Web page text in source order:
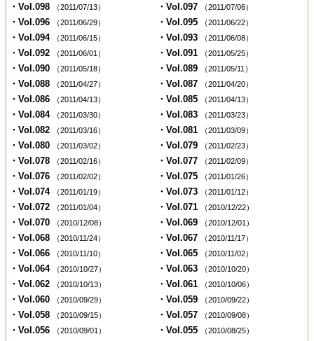
・Vol.098 （2011/07/13） ・Vol.097 （2011/07/06）
・Vol.096 （2011/06/29） ・Vol.095 （2011/06/22）
・Vol.094 （2011/06/15） ・Vol.093 （2011/06/08）
・Vol.092 （2011/06/01） ・Vol.091 （2011/05/25）
・Vol.090 （2011/05/18） ・Vol.089 （2011/05/11）
・Vol.088 （2011/04/27） ・Vol.087 （2011/04/20）
・Vol.086 （2011/04/13） ・Vol.085 （2011/04/13）
・Vol.084 （2011/03/30） ・Vol.083 （2011/03/23）
・Vol.082 （2011/03/16） ・Vol.081 （2011/03/09）
・Vol.080 （2011/03/02） ・Vol.079 （2011/02/23）
・Vol.078 （2011/02/16） ・Vol.077 （2011/02/09）
・Vol.076 （2011/02/02） ・Vol.075 （2011/01/26）
・Vol.074 （2011/01/19） ・Vol.073 （2011/01/12）
・Vol.072 （2011/01/04） ・Vol.071 （2010/12/22）
・Vol.070 （2010/12/08） ・Vol.069 （2010/12/01）
・Vol.068 （2010/11/24） ・Vol.067 （2010/11/17）
・Vol.066 （2010/11/10） ・Vol.065 （2010/11/02）
・Vol.064 （2010/10/27） ・Vol.063 （2010/10/20）
・Vol.062 （2010/10/13） ・Vol.061 （2010/10/06）
・Vol.060 （2010/09/29） ・Vol.059 （2010/09/22）
・Vol.058 （2010/09/15） ・Vol.057 （2010/09/08）
・Vol.056 （2010/09/01） ・Vol.055 （2010/08/25）